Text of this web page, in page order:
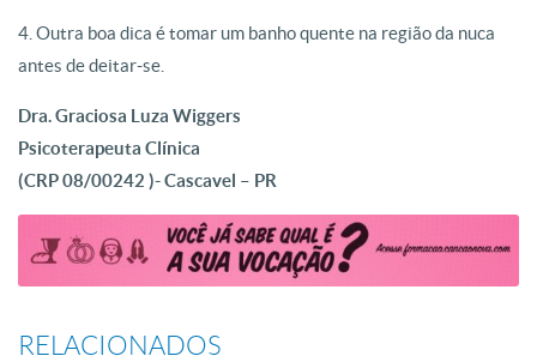
4. Outra boa dica é tomar um banho quente na região da nuca
antes de deitar-se.
Dra. Graciosa Luza Wiggers
Psicoterapeuta Clínica
(CRP 08/00242 )- Cascavel – PR
RELACIONADOS